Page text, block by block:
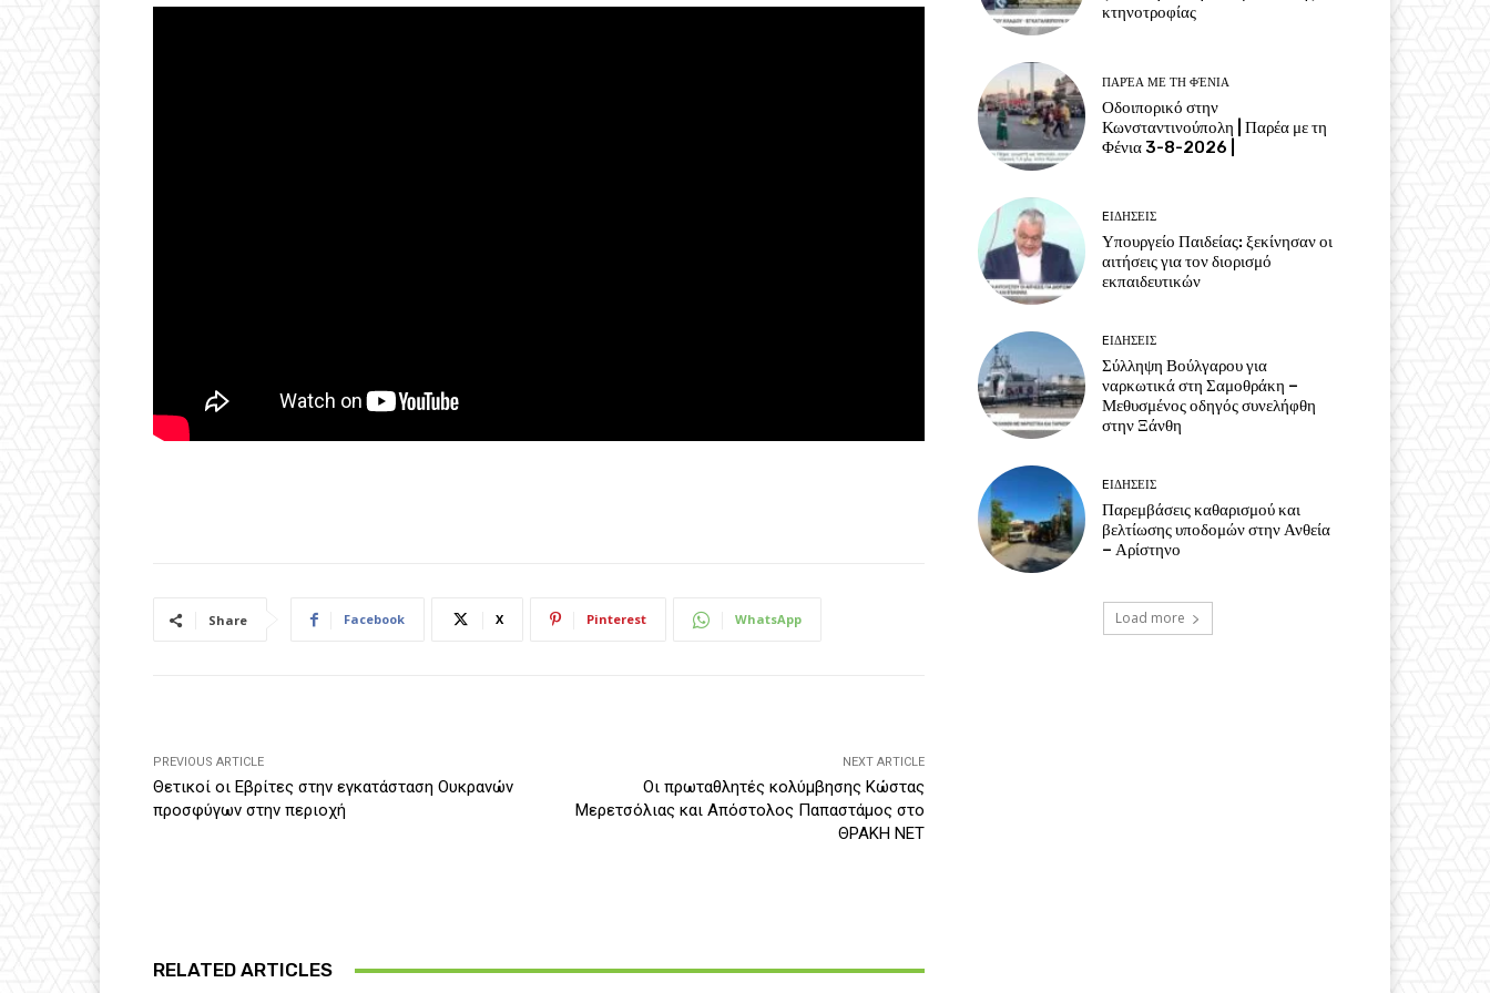
Share Facebook X Pinterest WhatsApp
PREVIOUS ARTICLE
Θετικοί οι Εβρίτες στην εγκατάσταση Ουκρανών
προσφύγων στην περιοχή
NEXT ARTICLE
Οι πρωταθλητές κολύμβησης Κώστας
Μερετσόλιας και Απόστολος Παπαστάμος στο
ΘΡΑΚΗ ΝΕΤ
RELATED ARTICLES
κτηνοτροφίας
ΠΑΡΈΑ ΜΕ ΤΗ ΦΈΝΙΑ
Οδοιπορικό στην
Κωνσταντινούπολη | Παρέα με τη
Φένια 3-8-2026 |
EΙΔΗΣΕΙΣ
Υπουργείο Παιδείας: ξεκίνησαν οι
αιτήσεις για τον διορισμό
εκπαιδευτικών
EΙΔΗΣΕΙΣ
Σύλληψη Βούλγαρου για
ναρκωτικά στη Σαμοθράκη –
Μεθυσμένος οδηγός συνελήφθη
στην Ξάνθη
EΙΔΗΣΕΙΣ
Παρεμβάσεις καθαρισμού και
βελτίωσης υποδομών στην Ανθεία
– Αρίστηνο
Load more